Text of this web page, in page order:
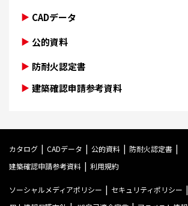
CADデータ
公的資料
防耐火認定書
建築確認申請参考資料
カタログ CADデータ 公的資料
防耐火認定書
建築確認申請参考資料
利用規約
ソーシャルメディアポリシー セキュリティポリシー